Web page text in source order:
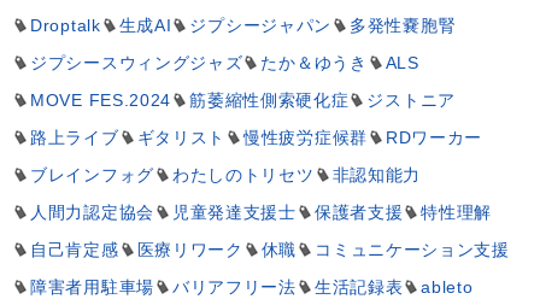
Droptalk
生成AI ジプシージャパン
多発性嚢胞腎
ジプシースウィングジャズ
たか＆ゆうき
ALS
MOVE FES.2024
筋萎縮性側索硬化症
ジストニア
路上ライブ
ギタリスト 慢性疲労症候群
RDワーカー
ブレインフォグ
わたしのトリセツ
非認知能力
人間力認定協会
児童発達支援士 保護者支援
特性理解
自己肯定感
医療リワーク 休職
コミュニケーション支援
障害者用駐車場
バリアフリー法 生活記録表
ableto